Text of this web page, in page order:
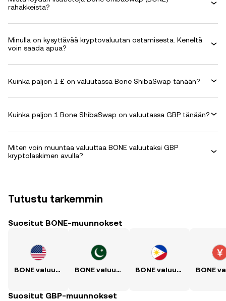
rahakkeista?
Minulla on kysyttävää kryptovaluutan ostamisesta. Keneltä
voin saada apua?
Kuinka paljon 1 £ on valuutassa Bone ShibaSwap tänään?
Kuinka paljon 1 Bone ShibaSwap on valuutassa GBP tänään?
Miten voin muuntaa valuuttaa BONE valuutaksi GBP
kryptolaskimen avulla?
Tutustu tarkemmin
Suositut BONE-muunnokset
BONE valuutaksi USD BONE valuutaksi PKR BONE valuutaksi PHP
Suositut GBP-muunnokset